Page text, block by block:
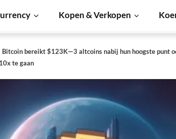
Kopen & Verkopen
Bitcoin bereikt $123K—3 altcoins nabij hun hoogste punt
te gaan